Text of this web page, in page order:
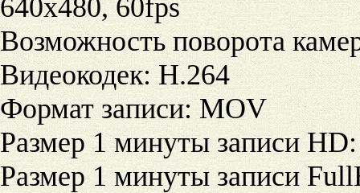
640x480, 60fps
Возможность поворота
Видеокодек: H.264
Формат записи: MOV
Размер 1 минуты записи HD:
Размер 1 минуты записи